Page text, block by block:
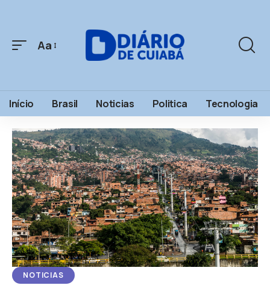
Aa
Início Brasil Noticias Politica Tecnologia
NOTICIAS